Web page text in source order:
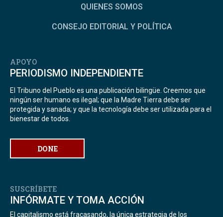
QUIENES SOMOS
CONSEJO EDITORIAL Y POLÍTICA
APOYO
PERIODISMO INDEPENDIENTE
El Tribuno del Pueblo es una publicación bilingüe. Creemos que
ningún ser humano es ilegal; que la Madre Tierra debe ser
protegida y sanada; y que la tecnología debe ser utilizada para el
bienestar de todos.
DONE
SUSCRÍBETE
INFÓRMATE Y TOMA ACCIÓN
El capitalismo está fracasando, la única estrategia de los